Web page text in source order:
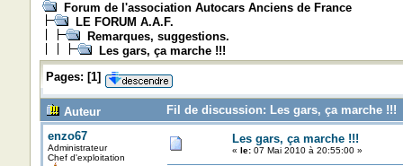
Forum de l'association Autocars Anciens de France
LE FORUM A.A.F.
Remarques, suggestions.
Les gars, ça marche !!!
Pages: [1]
Auteur
Fil de discussion: Les gars, ça marche !!!
enzo67
Administrateur
Chef d'exploitation
Les gars, ça marche !!!
« le:07 Mai 2010 à 20:55:00 »